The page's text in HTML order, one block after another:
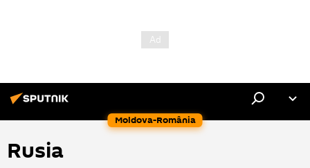
Moldova-România
Rusia